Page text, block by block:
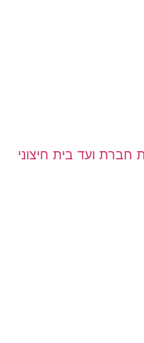
חברת ועד בית חיצוני